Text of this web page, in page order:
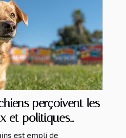
perçoivent les
et politiques
est empli de